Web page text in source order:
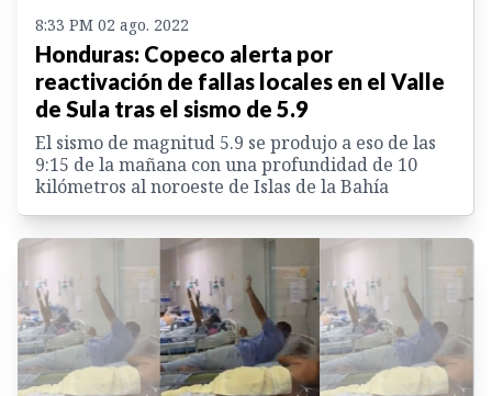
8:33 PM 02 ago. 2022
Honduras: Copeco alerta por
reactivación de fallas locales en el Valle
de Sula tras el sismo de 5.9
El sismo de magnitud 5.9 se produjo a eso de las
9:15 de la mañana con una profundidad de 10
kilómetros al noroeste de Islas de la Bahía